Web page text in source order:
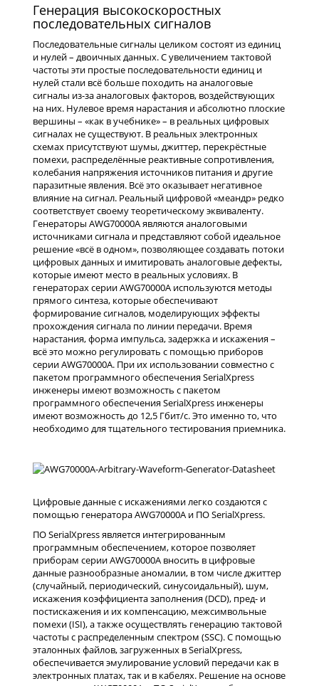
Генерация высокоскоростных
последовательных сигналов
Последовательные сигналы целиком состоят из единиц
и нулей – двоичных данных. С увеличением тактовой
частоты эти простые последовательности единиц и
нулей стали всё больше походить на аналоговые
сигналы из-за аналоговых факторов, воздействующих
на них. Нулевое время нарастания и абсолютно плоские
вершины – «как в учебнике» – в реальных цифровых
сигналах не существуют. В реальных электронных
схемах присутствуют шумы, джиттер, перекрёстные
помехи, распределённые реактивные сопротивления,
колебания напряжения источников питания и другие
паразитные явления. Всё это оказывает негативное
влияние на сигнал. Реальный цифровой «меандр» редко
соответствует своему теоретическому эквиваленту.
Генераторы AWG70000A являются аналоговыми
источниками сигнала и представляют собой идеальное
решение «всё в одном», позволяющее создавать потоки
цифровых данных и имитировать аналоговые дефекты,
которые имеют место в реальных условиях. В
генераторах серии AWG70000A используются методы
прямого синтеза, которые обеспечивают
формирование сигналов, моделирующих эффекты
прохождения сигнала по линии передачи. Время
нарастания, форма импульса, задержка и искажения –
всё это можно регулировать с помощью приборов
серии AWG70000A. При их использовании совместно с
пакетом программного обеспечения SerialXpress
инженеры имеют возможность с пакетом
программного обеспечения SerialXpress инженеры
имеют возможность до 12,5 Гбит/с. Это именно то, что
необходимо для тщательного тестирования приемника.
Цифровые данные с искажениями легко создаются с
помощью генератора AWG70000A и ПО SerialXpress.
ПО SerialXpress является интегрированным
программным обеспечением, которое позволяет
приборам серии AWG70000A вносить в цифровые
данные разнообразные аномалии, в том числе джиттер
(случайный, периодический, синусоидальный), шум,
искажения коэффициента заполнения (DCD), пред- и
постиcкажения и их компенсацию, межсимвольные
помехи (ISI), а также осуществлять генерацию тактовой
частоты с распределенным спектром (SSC). С помощью
эталонных файлов, загруженных в SerialXpress,
обеспечивается эмулирование условий передачи как в
электронных платах, так и в кабелях. Решение на основе